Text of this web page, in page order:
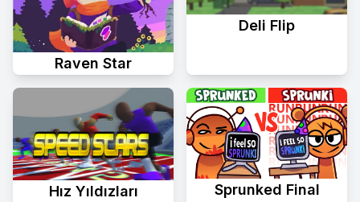
Raven Star
Deli Flip
Hız Yıldızları
Sprunked Final